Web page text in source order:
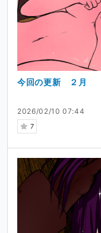
2026/02/10 07:44
7
今回の更新 ２月